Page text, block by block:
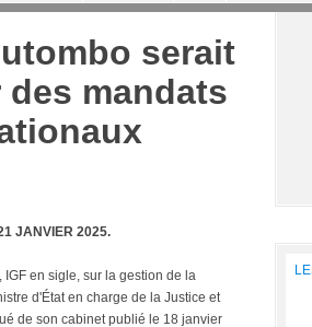
serait
mandats
JANVIER 2025.
en sigle, sur la gestion de la
d'État en charge de la Justice et
de son cabinet publié le 18 janvier